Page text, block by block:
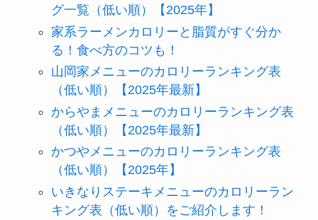
グ一覧（低い順）【2025年】
家系ラーメンカロリーと脂質がすぐ分か
る！食べ方のコツも！
山岡家メニューのカロリーランキング表
（低い順）【2025年最新】
からやまメニューのカロリーランキング表
（低い順）【2025年最新】
かつやメニューのカロリーランキング表
（低い順）【2025年】
いきなりステーキメニューのカロリーラン
キング表（低い順）をご紹介します！